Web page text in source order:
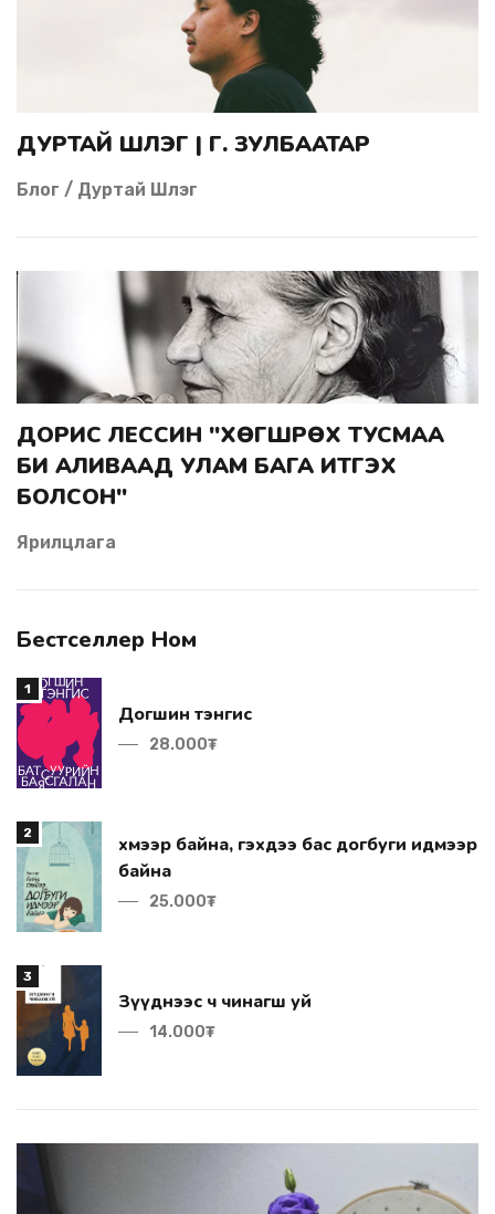
ДУРТАЙ ШҮЛЭГ | Г. ЗУЛБААТАР
Блог / Дуртай Шүлэг
ДОРИС ЛЕССИН "ХӨГШРӨХ ТУСМАА
БИ АЛИВААД УЛАМ БАГА ИТГЭХ
БОЛСОН"
Ярилцлага
Бестселлер Ном
1
Догшин тэнгис
28.000₮
2
байна
25.000₮
3
Зүүднээс ч чинагш уй
14.000₮